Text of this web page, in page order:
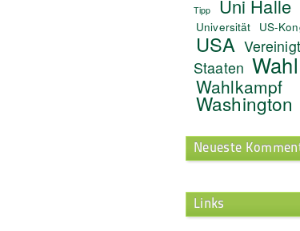
Tipp
Uni Halle
Universität US-
USA
Staaten Wahl
Wahlkampf
Washington
Neueste
Links